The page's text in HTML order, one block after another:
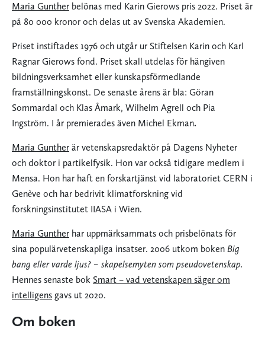
Maria Gunther belönas med Karin Gierows pris 2022. Priset är
på 80 000 kronor och delas ut av Svenska Akademien.
Priset instiftades 1976 och utgår ur Stiftelsen Karin och Karl
Ragnar Gierows fond. Priset skall utdelas för hängiven
bildningsverksamhet eller kunskapsförmedlande
framställningskonst. De senaste årens är bla: Göran
Sommardal och Klas Åmark, Wilhelm Agrell och Pia
Ingström. I år premierades även Michel Ekman.
Maria Gunther är vetenskapsredaktör på Dagens Nyheter
och doktor i partikelfysik. Hon var också tidigare medlem i
Mensa. Hon har haft en forskartjänst vid laboratoriet CERN i
Genève och har bedrivit klimatforskning vid
forskningsinstitutet IIASA i Wien.
Maria Gunther har uppmärksammats och prisbelönats för
sina populärvetenskapliga insatser. 2006 utkom boken Big
bang eller varde ljus? – skapelsemyten som pseudovetenskap.
Hennes senaste bok Smart – vad vetenskapen säger om
intelligens gavs ut 2020.
Om boken